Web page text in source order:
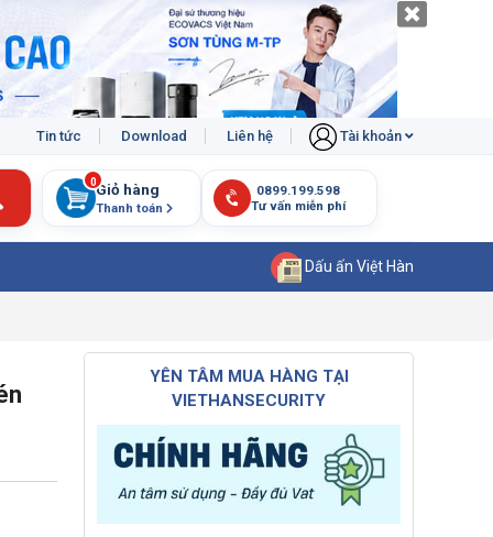
Tin tức Download Liên hệ Tài khoản
Giỏ hàng
Thanh toán
0
Dấu ấn Việt Hàn
YÊN TÂM MUA HÀNG TẠI
VIETHANSECURITY